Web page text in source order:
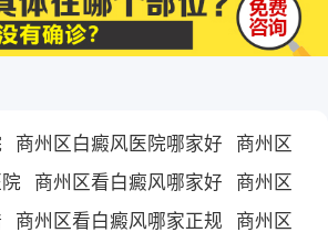
商州区白癜风医院哪家好 商州区
商州区看白癜风哪家好 商州区
商州区看白癜风哪家正规 商州区